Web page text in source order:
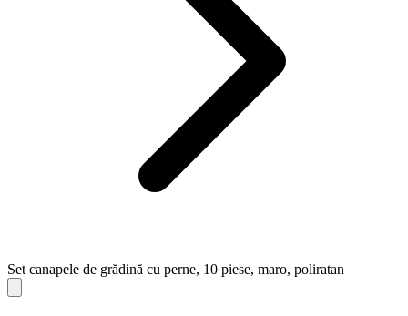
Set canapele de grădină cu perne, 10 piese, maro, poliratan